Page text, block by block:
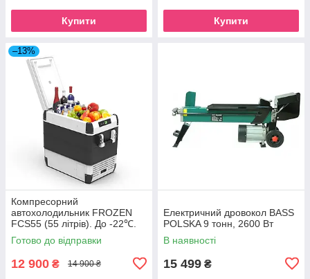
Купити Купити
–13%
Компресорний
автохолодильник FROZEN
FCS55 (55 літрів). До -22℃.
Живлення 12, 24, 220 вольт
Готово до відправки
12 900 ₴ 14 900 ₴
Електричний дровокол BASS
POLSKA 9 тонн, 2600 Вт
В наявності
15 499 ₴